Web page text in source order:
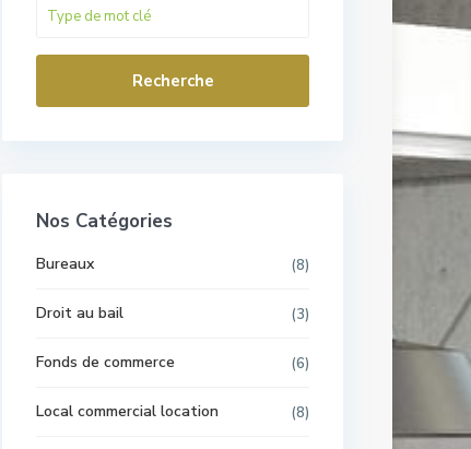
Recherche
Nos Catégories
Bureaux (8)
Droit au bail (3)
Fonds de commerce (6)
Local commercial location (8)